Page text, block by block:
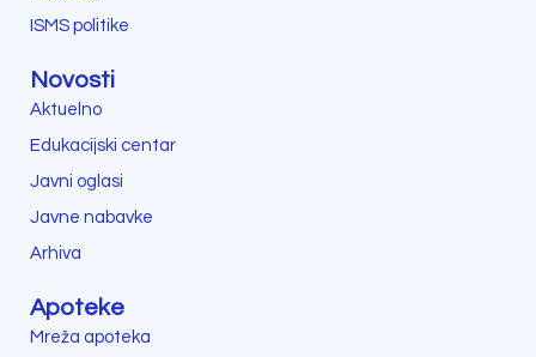
ISMS politike
Novosti
Aktuelno
Edukacijski centar
Javni oglasi
Javne nabavke
Arhiva
Apoteke
Mreža apoteka